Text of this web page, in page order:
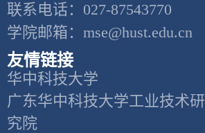
联系电话：027-87543770
学院邮箱：mse@hust.edu.cn
友情链接
华中科技大学
广东华中科技大学工业技术研
究院